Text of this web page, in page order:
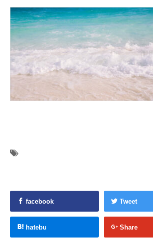
facebook Tweet
hatebu Share